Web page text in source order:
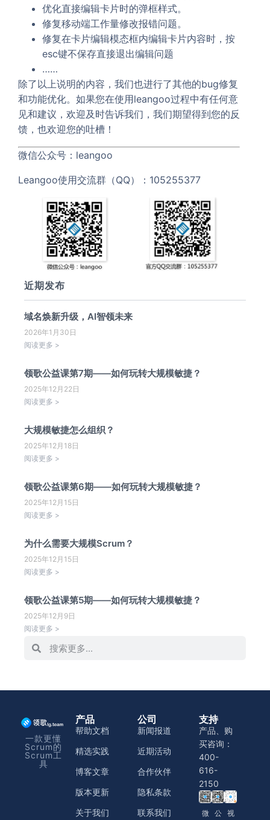
优化直接编辑卡片时的弹框样式。
修复移动端工作量修改报错问题。
修复在卡片编辑模态框内编辑卡片内容时，按
esc键不保存直接退出编辑问题
……
除了以上说明的内容，我们也进行了其他的bug修复
和功能优化。如果您在使用leangoo过程中有任何意
见和建议，欢迎及时告诉我们，我们期望得到您的反
馈，也欢迎您的吐槽！
微信公众号：leangoo
Leangoo使用交流群（QQ）：105255377
近期发布
域名焕新升级，AI智领未来
2026年1月30日
阅读更多 >
领歌公益课第7期——如何玩转大规模敏捷？
2025年12月22日
阅读更多 >
大规模敏捷怎么组织？
2025年12月18日
阅读更多 >
领歌公益课第6期——如何玩转大规模敏捷？
2025年12月15日
阅读更多 >
为什么需要大规模Scrum？
2025年12月15日
阅读更多 >
领歌公益课第5期——如何玩转大规模敏捷？
2025年12月9日
阅读更多 >
一款更懂
Scrum的
Scrum工
具
产品
帮助文档
精选实践
博客文章
版本更新
关于我们
公司
新闻报道
近期活动
合作伙伴
隐私条款
联系我们
支持
产品、购
买咨询：
400-
616-
2150
微 公 视